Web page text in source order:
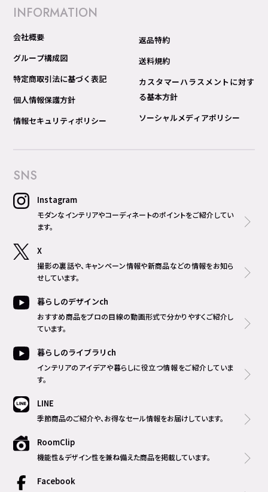
INFORMATION
会社概要
グループ構成図
特定商取引法に基づく表記
個人情報保護方針
情報セキュリティポリシー
返品特約
送料規約
カスタマーハラスメントに対す
る基本方針
ソーシャルメディアポリシー
SNS
Instagram
モダンなインテリアやコーディネートのポイントをご紹介してい
ます。
X
撮影の裏話や、キャンペーン情報や新商品などの情報をお知ら
せしています。
暮らしのデザインch
おすすめ商品をプロの目線の動画形式で分かりやすくご紹介し
ています。
暮らしのライブラリch
インテリアのアイデアや暮らしに役立つ情報をご紹介していま
す。
LINE
季節商品のご紹介や、お得なセール情報をお届けしています。
RoomClip
機能性＆デザイン性を兼ね備えた商品を掲載しています。
Facebook